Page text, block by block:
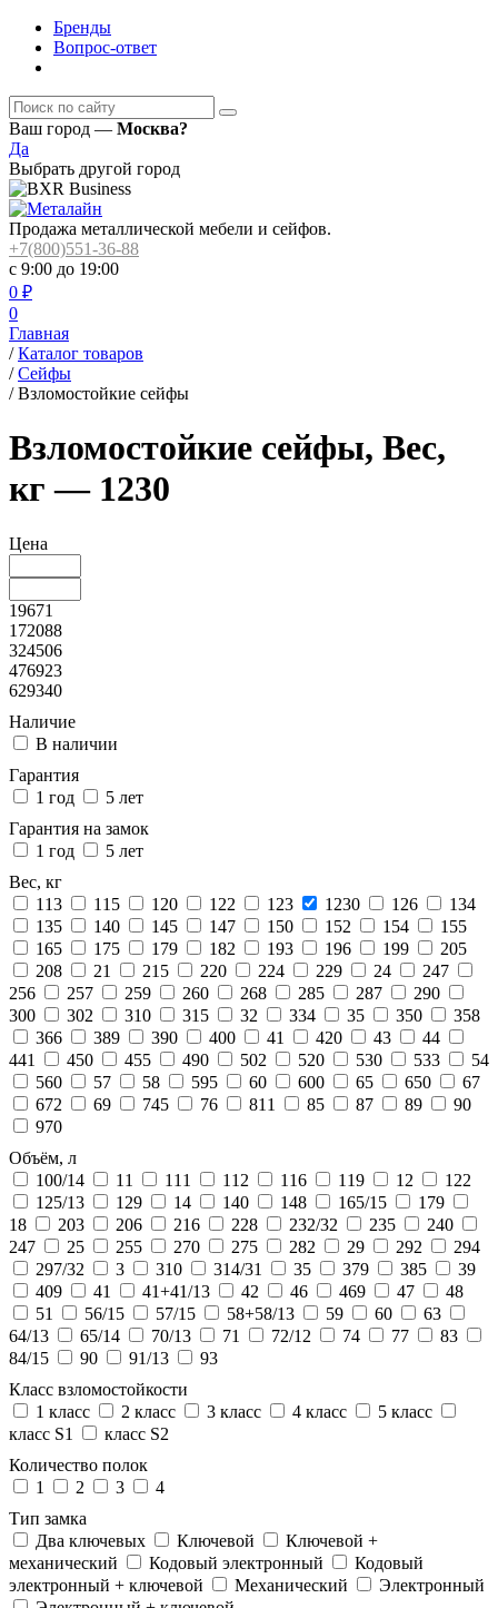
Бренды
Вопрос-ответ
Ваш город — Москва?
Да
Выбрать другой город
Продажа металлической мебели и сейфов.
+7(800)551-36-88
с 9:00 до 19:00
0 ₽
0
Главная
/ Каталог товаров
/ Сейфы
/ Взломостойкие сейфы
Взломостойкие сейфы, Вес,
кг — 1230
Цена
19671
172088
324506
476923
629340
Наличие
В наличии
Гарантия
1 год
5 лет
Гарантия на замок
1 год
5 лет
Вес, кг
113
115 120 122 123 1230 126
134
135
140 145 147 150 152 154
155
165
175 179 182 193 196 199
205
208
21 215 220 224 229 24
247
256
257 259 260 268 285 287
290
300
302 310 315 32 334 35 350
358
366
389 390 400 41 420 43
44
441
450 455 490 502 520 530 533
54
560
57 58 595 60 600 65 650
67
672
69 745 76 811 85 87 89
90
970
Объём, л
100/14
11 111 112 116 119 12
122
125/13
129 14 140 148 165/15
179
18
203 206 216 228 232/32 235
240
247
25 255 270 275 282 29 292
294
297/32
3 310 314/31 35 379 385
39
409
41 41+41/13 42 46 469 47
48
51
56/15 57/15 58+58/13 59 60
63
64/13
65/14 70/13 71 72/12 74 77
83
84/15
90 91/13
93
Класс взломостойкости
1 класс
2 класс 3 класс 4 класс
5 класс
класс S1
класс S2
Количество полок
1
2 3
4
Тип замка
Два ключевых
Ключевой
Ключевой +
механический
Кодовый электронный
Кодовый
электронный + ключевой
Механический
Электронный